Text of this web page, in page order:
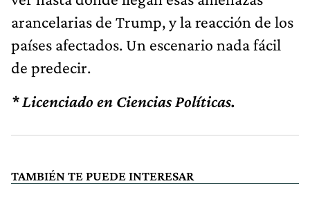
arancelarias de Trump, y la reacción de los
países afectados. Un escenario nada fácil
de predecir.
* Licenciado en Ciencias Políticas.
TAMBIÉN TE PUEDE INTERESAR